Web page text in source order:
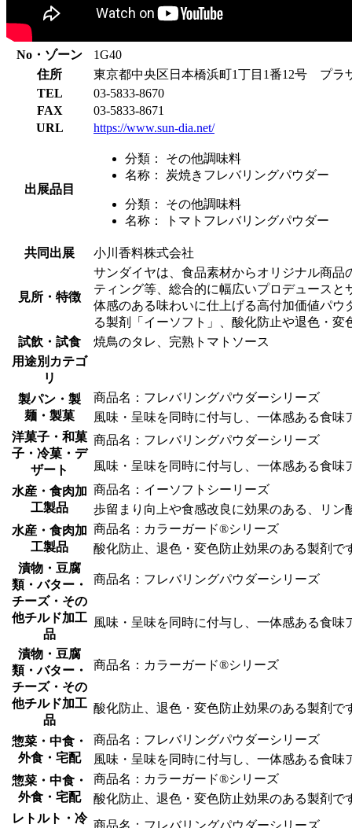
No・ゾーン
1G40
住所
東京都中央区日本橋浜町1丁目1番12号 プラ
TEL
03-5833-8670
FAX
03-5833-8671
URL
https://www.sun-dia.net/
出展品目
分類：
その他調味料
名称：
炭焼きフレバリングパウダー
分類：
その他調味料
名称：
トマトフレバリングパウダー
共同出展 小川香料株式会社
見所・特徴
サンダイヤは、食品素材からオリジナル商
ティング等、総合的に幅広いプロデュース
体感のある味わいに仕上げる高付加価値パ
る製剤「イーソフト」、酸化防止や退色・
試飲・試食
焼鳥のタレ、完熟トマトソース
用途別カテゴ
リ
製パン・製
麺・製菓
商品名：フレバリングパウダーシリーズ
風味・呈味を同時に付与し、一体感ある食味
洋菓子・和菓
子・冷菓・デ
ザート
商品名：フレバリングパウダーシリーズ
風味・呈味を同時に付与し、一体感ある食味
水産・食肉加
工製品
商品名：イーソフトシーリーズ
歩留まり向上や食感改良に効果のある、リン
水産・食肉加
工製品
商品名：カラーガード®シリーズ
酸化防止、退色・変色防止効果のある製剤で
漬物・豆腐
類・バター・
チーズ・その
他チルド加工
品
商品名：フレバリングパウダーシリーズ
風味・呈味を同時に付与し、一体感ある食味
漬物・豆腐
類・バター・
チーズ・その
他チルド加工
品
商品名：カラーガード®シリーズ
酸化防止、退色・変色防止効果のある製剤で
惣菜・中食・
外食・宅配
商品名：フレバリングパウダーシリーズ
風味・呈味を同時に付与し、一体感ある食味
惣菜・中食・
外食・宅配
商品名：カラーガード®シリーズ
酸化防止、退色・変色防止効果のある製剤で
レトルト・冷
商品名：フレバリングパウダーシリーズ